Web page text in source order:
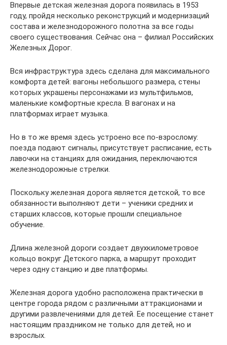
Впервые детская железная дорога появилась в 1953
году, пройдя несколько реконструкций и модернизаций
состава и железнодорожного полотна за все годы
своего существования. Сейчас она – филиал Российских
Железных Дорог.
Вся инфраструктура здесь сделана для максимального
комфорта детей: вагоны небольшого размера, стены
которых украшены персонажами из мультфильмов,
маленькие комфортные кресла. В вагонах и на
платформах играет музыка.
Но в то же время здесь устроено все по-взрослому:
поезда подают сигналы, присутствует расписание, есть
лавочки на станциях для ожидания, переключаются
железнодорожные стрелки.
Поскольку железная дорога является детской, то все
обязанности выполняют дети – ученики средних и
старших классов, которые прошли специальное
обучение.
Длина железной дороги создает двухкилометровое
кольцо вокруг Детского парка, а маршрут проходит
через одну станцию и две платформы.
Железная дорога удобно расположена практически в
центре города рядом с различными аттракционами и
другими развлечениями для детей. Ее посещение станет
настоящим праздником не только для детей, но и
взрослых.